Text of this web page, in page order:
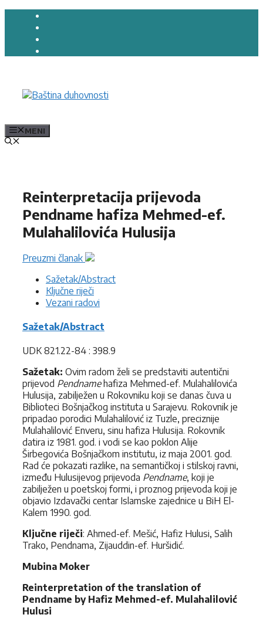
Preskoči
MENI
Reinterpretacija prijevoda
Pendname hafiza Mehmed-ef.
Mulahalilovića Hulusija
Preuzmi članak
Sažetak/Abstract
Ključne riječi
Vezani radovi
Sažetak/Abstract
UDK 821.22-84 : 398.9
Sažetak: Ovim radom želi se predstaviti autentični
prijevod Pendnamehafiza Mehmed-ef. Mulahalilovića
Hulusija, zabilježen u Rokovniku koji se danas čuva u
Biblioteci Bošnjačkog instituta u Sarajevu. Rokovnik je
pripadao porodici Mulahalilović iz Tuzle, preciznije
Mulahalilović Enveru, sinu hafiza Hulusija. Rokovnik
datira iz 1981. god. i vodi se kao poklon Alije
Širbegovića Bošnjačkom institutu, iz maja 2001. god.
Rad će pokazati razlike, na semantičkoj i stilskoj ravni,
između Hulusijevog prijevoda Pendname, koji je
zabilježen u poetskoj formi, i proznog prijevoda koji je
objavio Izdavački centar Islamske zajednice u BiH El-
Kalem 1990. god.
Ključne riječi: Ahmed-ef. Mešić, Hafiz Hulusi, Salih
Trako, Pendnama, Zijauddin-ef. Huršidić.
Mubina Moker
Reinterpretation of the translation of
Pendname by Hafiz Mehmed-ef. Mulahalilović
Hulusi